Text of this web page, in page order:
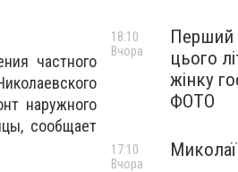
частного
наружного
сообщает
Перший
цього
жінку
ФОТО
18:10
Вчора
17:10
Вчора